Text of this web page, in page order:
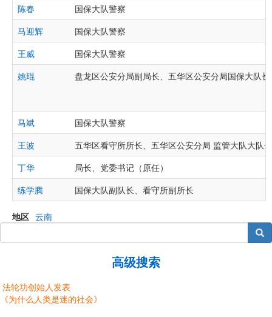
陈春
国保大队警察
马迎辉
国保大队警察
王威
国保大队警察
姚琨
盘龙区公安分局副局长、五华区公安分局国保大队长
马斌
国保大队警察
王波
五华区看守所所长、五华区公安分局 监管大队大队长
丁华
局长、党委书记（原任）
练学腾
国保大队副队长、看守所副所长
地区 云南
搜索
高级搜索
法轮功创始人发表
《为什么人类是迷的社会》